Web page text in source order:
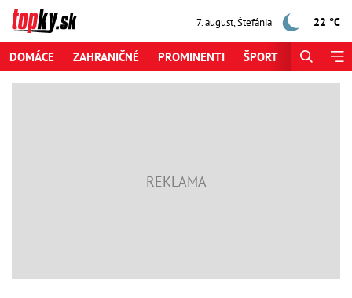
7. august,Štefánia 22 °C
DOMÁCE ZAHRANIČNÉ PROMINENTI ŠPORT